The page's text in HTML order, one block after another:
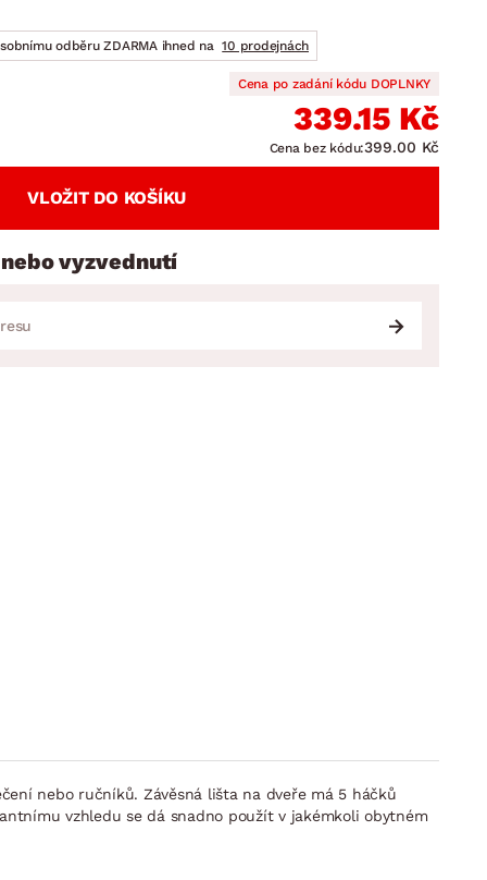
odběru ZDARMA ihned na 10 prodejnách
Cena po zadání kódu DOPLNKY
339.15 Kč
Cena bez kódu:399.00 Kč
VLOŽIT DO KOŠÍKU
vyzvednutí
nebo ručníků. Závěsná lišta na dveře má 5 háčků
vzhledu se dá snadno použít v jakémkoli obytném